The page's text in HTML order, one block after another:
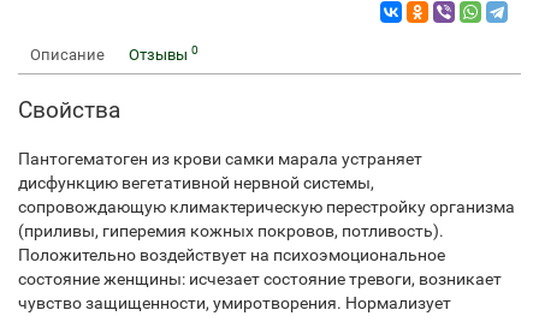
Описание Отзывы 0
Свойства
Пантогематоген из крови самки марала устраняет
дисфункцию вегетативной нервной системы,
сопровождающую климактерическую перестройку организма
(приливы, гиперемия кожных покровов, потливость).
Положительно воздействует на психоэмоциональное
состояние женщины: исчезает состояние тревоги, возникает
чувство защищенности, умиротворения. Нормализует